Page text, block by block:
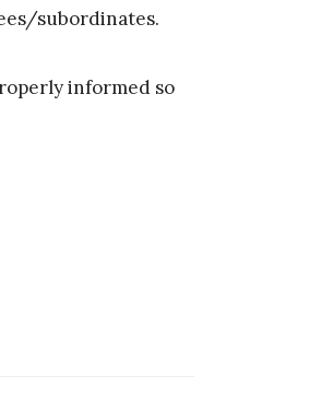
subordinates.
informed so